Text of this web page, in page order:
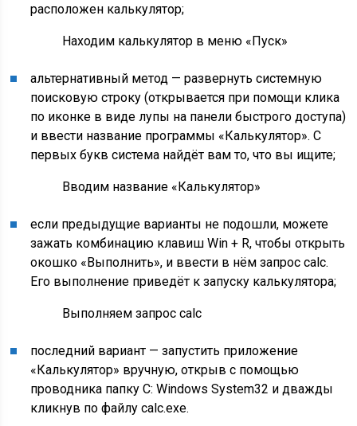
расположен калькулятор;
Находим калькулятор в меню «Пуск»
альтернативный метод — развернуть системную
поисковую строку (открывается при помощи клика
по иконке в виде лупы на панели быстрого доступа)
и ввести название программы «Калькулятор». С
первых букв система найдёт вам то, что вы ищите;
Вводим название «Калькулятор»
если предыдущие варианты не подошли, можете
зажать комбинацию клавиш Win + R, чтобы открыть
окошко «Выполнить», и ввести в нём запрос calc.
Его выполнение приведёт к запуску калькулятора;
Выполняем запрос calc
последний вариант — запустить приложение
«Калькулятор» вручную, открыв с помощью
проводника папку C: Windows System32 и дважды
кликнув по файлу calc.exe.